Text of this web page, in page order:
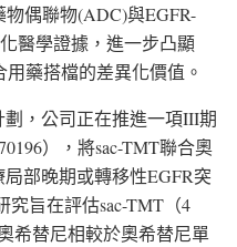
偶聯物(ADC)與EGFR-
醫學證據，進一步凸顯
用藥搭檔的差異化價值。
，公司正在推進一項III期
），將sac-TMT聯合奧
部晚期或轉移性EGFR突
旨在評估sac-TMT（4
希替尼相較於奧希替尼單